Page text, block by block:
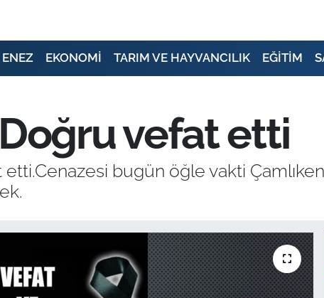
ENEZ EKONOMİ TARIM VE HAYVANCILIK EĞİTİM
vefat etti
bugün öğle vakti